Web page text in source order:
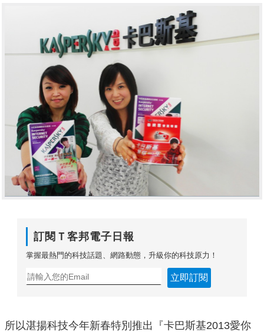
訂閱Ｔ客邦電子日報
掌握最熱門的科技話題、網路動態，升級你的科技原力！
立即訂閱
所以湛揚科技今年新春特別推出『卡巴斯基2013愛你